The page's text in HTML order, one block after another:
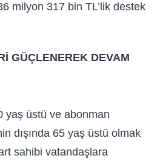
milyon 317 bin TL’lik destek
GÜÇLENEREK DEVAM
yaş üstü ve abonman
dışında 65 yaş üstü olmak
sahibi vatandaşlara